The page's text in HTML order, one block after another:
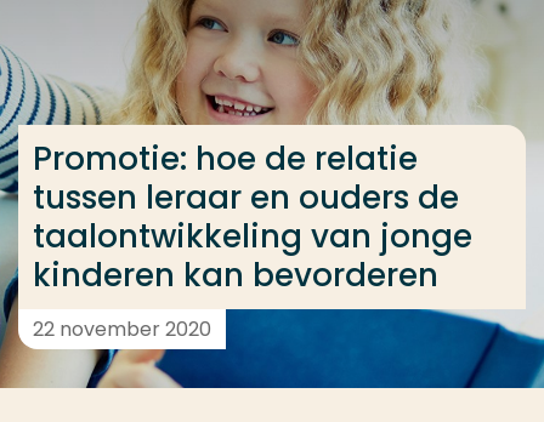
Ga direct naar de content
... > Promotie: hoe de relatie tussen leraar en
Promotie: hoe de relatie
tussen leraar en ouders de
taalontwikkeling van jonge
kinderen kan bevorderen
22 november 2020
Veel gezocht
Opleiding
Contact